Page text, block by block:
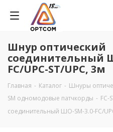
Шнур оптический
соединительный
FC/UPC-ST/UPC, 3м
Главная - Каталог - Шнуры
SM одномодовые патчкорды - FC-
соединительный ШО-SM-3.0-FC/